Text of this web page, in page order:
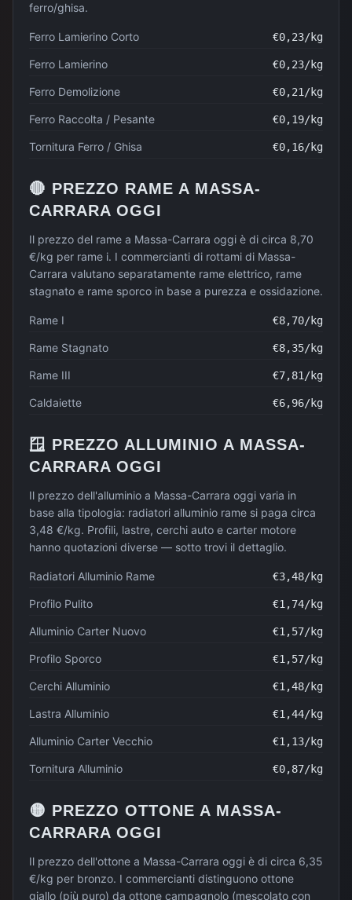
ferro/ghisa.
Ferro Lamierino Corto €0,23/kg
Ferro Lamierino €0,23/kg
Ferro Demolizione €0,21 /kg
Ferro Raccolta / Pesante €0,19/kg
Tornitura Ferro / Ghisa €0,16/kg
🔴 PREZZO RAME A MASSA-
CARRARA OGGI
Il prezzo del rame a Massa-Carrara oggi è di circa 8,70
€/kg per rame i. I commercianti di rottami di Massa-
Carrara valutano separatamente rame elettrico, rame
stagnato e rame sporco in base a purezza e ossidazione.
Rame I €8,70/kg
Rame Stagnato €8,35/kg
Rame III €7,81 /kg
Caldaiette €6,96/kg
🪟 PREZZO ALLUMINIO A MASSA-
CARRARA OGGI
Il prezzo dell'alluminio a Massa-Carrara oggi varia in
base alla tipologia: radiatori alluminio rame si paga circa
3,48 €/kg. Profili, lastre, cerchi auto e carter motore
hanno quotazioni diverse — sotto trovi il dettaglio.
Radiatori Alluminio Rame €3,48/kg
Profilo Pulito €1,74/kg
Alluminio Carter Nuovo €1,57/kg
Profilo Sporco €1,57/kg
Cerchi Alluminio €1,48/kg
Lastra Alluminio €1,44/kg
Alluminio Carter Vecchio €1,13/kg
Tornitura Alluminio €0,87/kg
🟡 PREZZO OTTONE A MASSA-
CARRARA OGGI
Il prezzo dell'ottone a Massa-Carrara oggi è di circa 6,35
€/kg per bronzo. I commercianti distinguono ottone
giallo (più puro) da ottone campagnolo (mescolato con